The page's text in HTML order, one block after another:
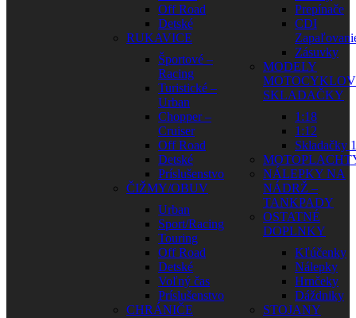
Off Road
Detské
RUKAVICE
Športové –
Racing
Turistické –
Urban
Chopper –
Cruiser
Off Road
Detské
Príslušenstvo
ČIŽMY/OBUV
Urban
Sport/Racing
Touring
Off Road
Detské
Voľný čas
Príslušenstvo
CHRÁNIČE
Prepínače
CDI
Zásuvky
MODELY
SKLADAČKY
1:18
1:12
Skladačky
NÁLEPKY NA
NÁDRŽ –
TANKPADY
OSTATNÉ
DOPLNKY
Kľúčenky
Nálepky
Hrnčeky
Dáždniky
STOJANY